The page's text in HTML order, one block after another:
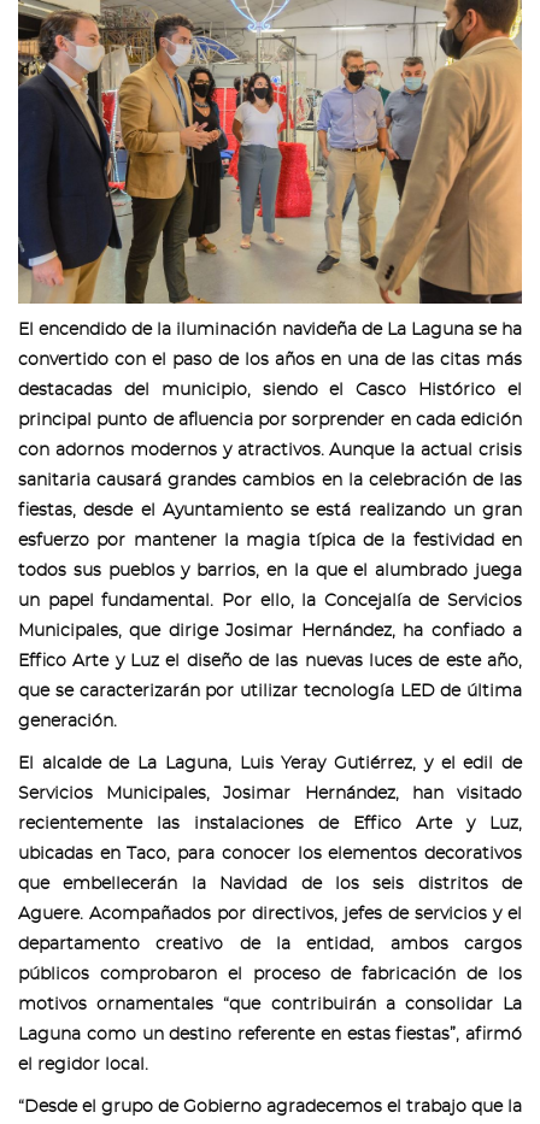
El encendido de la iluminación navideña de La Laguna se ha
convertido con el paso de los años en una de las citas más
destacadas del municipio, siendo el Casco Histórico el
principal punto de afluencia por sorprender en cada edición
con adornos modernos y atractivos. Aunque la actual crisis
sanitaria causará grandes cambios en la celebración de las
fiestas, desde el Ayuntamiento se está realizando un gran
esfuerzo por mantener la magia típica de la festividad en
todos sus pueblos y barrios, en la que el alumbrado juega
un papel fundamental. Por ello, la Concejalía de Servicios
Municipales, que dirige Josimar Hernández, ha confiado a
Effico Arte y Luz el diseño de las nuevas luces de este año,
que se caracterizarán por utilizar tecnología LED de última
generación.
El alcalde de La Laguna, Luis Yeray Gutiérrez, y el edil de
Servicios Municipales, Josimar Hernández, han visitado
recientemente las instalaciones de Effico Arte y Luz,
ubicadas en Taco, para conocer los elementos decorativos
que embellecerán la Navidad de los seis distritos de
Aguere. Acompañados por directivos, jefes de servicios y el
departamento creativo de laentidad, ambos cargos
públicos comprobaron el proceso de fabricación de
los
motivos ornamentales “que contribuirán a consolidar
La
Laguna como un destino referente en estas fiestas”, afirmó
el regidor local.
“Desde el grupo de Gobierno agradecemos el trabajo que la